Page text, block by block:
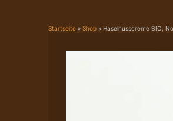
Startseite » Shop » Haselnusscreme BIO,